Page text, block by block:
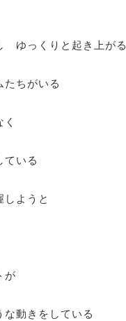
ゆっくりと起き上がる
たちがいる
ている
ようと
が
動きをしている